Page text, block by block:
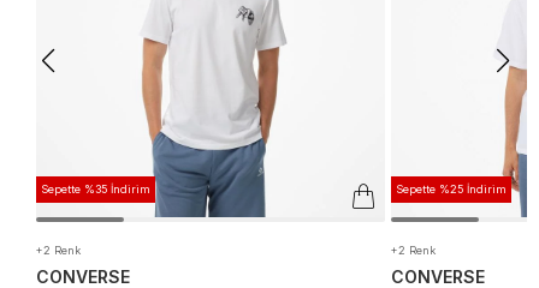
Sepette %35 İndirim
+2 Renk
CONVERSE
Sepette %25 İndirim
+2 Renk
CONVERSE